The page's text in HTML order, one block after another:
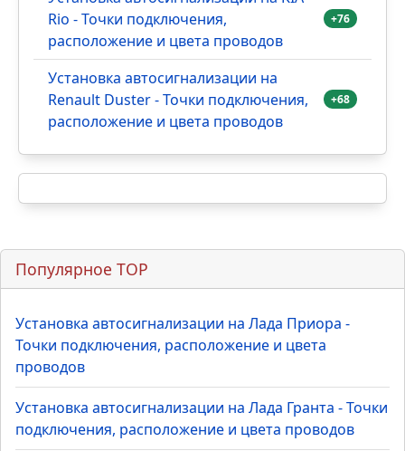
Установка автосигнализации на VW
Polo - Точки подключения,
расположение и цвета проводов
Установка автосигнализации на
Hyundai Solaris - Точки подключения,
расположение и цвета проводов
Rio - Точки подключения,
+76
Установка автосигнализации на
Renault Duster - Точки подключения,
+68